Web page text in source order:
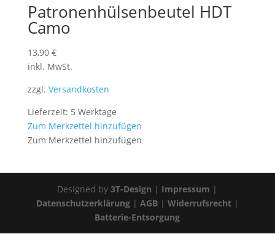
Patronenhülsenbeutel HDT
Camo
13,90 €
inkl. MwSt.
zzgl. Versandkosten
Lieferzeit: 5 Werktage
Zum Merkzettel hinzufügen
Zum Merkzettel hinzufügen
Designed by3T-Design | Impressum |
Datenschutzerklärung| AGB| Widerrufsrecht|
Batterie-Entsorgung